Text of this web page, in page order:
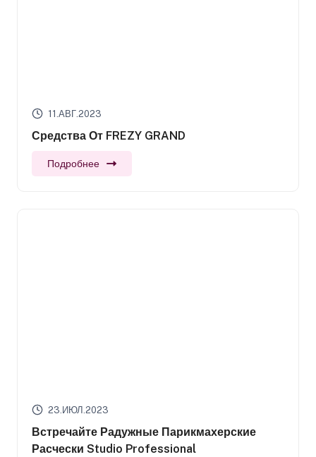
11.АВГ.2023
Средства От FREZY GRAND
Подробнее
23.ИЮЛ.2023
Встречайте Радужные Парикмахерские
Расчески Studio Professional